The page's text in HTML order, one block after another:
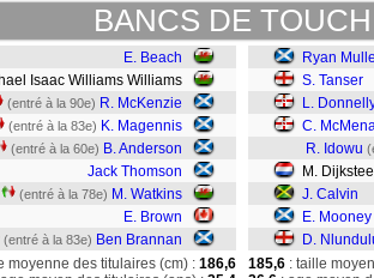
BANCS DE
E. Beach
Isaac Williams Williams
(entré à la 90e) R. McKenzie
(entré à la 83e) K. Magennis
(entré à la 60e) B. Anderson
Jack Thomson
(entré à la 78e) M. Watkins
E. Brown
(entré à la 83e) Ben Brannan
Ryan
S. Tanser
L.
C.
R. Idowu
M.
J. Calvin
E. Mooney
D.
moyenne des titulaires (cm) : 186,6
185,6 : taille